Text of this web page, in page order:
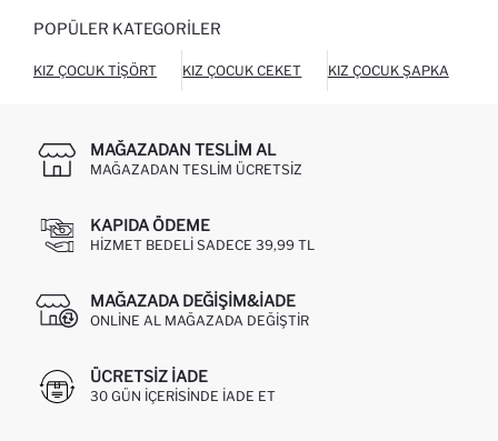
POPÜLER KATEGORILER
KIZ ÇOCUK TIŞÖRT KIZ ÇOCUK CEKET KIZ ÇOCUK ŞAPKA
MAĞAZADAN TESLIM AL
MAĞAZADAN TESLIM ÜCRETSIZ
KAPIDA ÖDEME
HIZMET BEDELI SADECE 39,99 TL
MAĞAZADA DEĞIŞIM&İADE
ONLINE AL MAĞAZADA DEĞIŞTIR
ÜCRETSIZ IADE
30 GÜN IÇERISINDE IADE ET